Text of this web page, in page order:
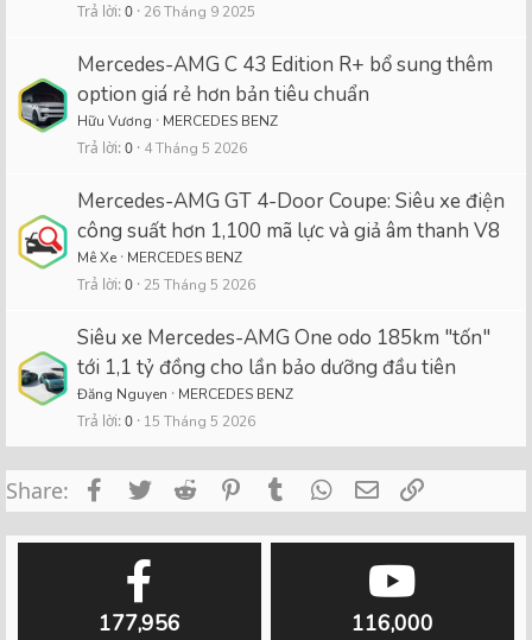
Trả lời 0 26 Tháng 9 2025
Mercedes-AMG C 43 Edition R+ bổ sung thêm
option giá rẻ hơn bản tiêu chuẩn
Hữu Vương MERCEDES BENZ
Trả lời 0 4 Tháng 5 2026
Mercedes-AMG GT 4-Door Coupe: Siêu xe điện
công suất hơn 1,100 mã lực và giả âm thanh V8
Mê Xe MERCEDES BENZ
Trả lời 0 25 Tháng 5 2026
Siêu xe Mercedes-AMG One odo 185km "tốn"
tới 1,1 tỷ đồng cho lần bảo dưỡng đầu tiên
Đăng Nguyen MERCEDES BENZ
Trả lời 0 15 Tháng 5 2026
Share: FacebookTwitterReddit PinterestTumblrWhatsApp
Email
177,956
116,000